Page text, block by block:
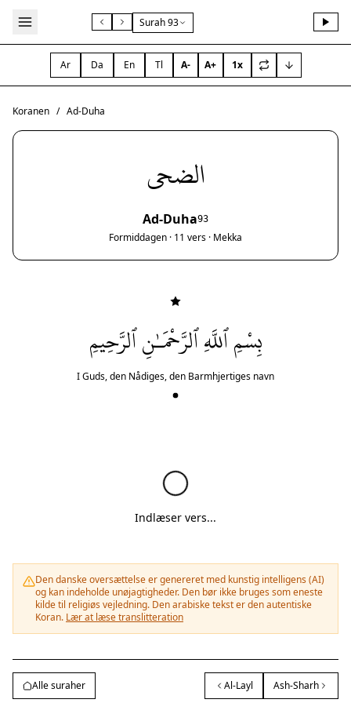
Surah 93
Ar Da En Tl A- A+ 1x
Koranen / Ad-Duha
الضحى
Ad-Duha93
Formiddagen · 11 vers · Mekka
بِسْمِ ٱللَّهِ ٱلرَّحْمَـٰنِ ٱلرَّحِيمِ
I Guds, den Nådiges, den Barmhjertiges navn
Indlæser vers...
Den danske oversættelse er genereret med kunstig intelligens (AI)
og kan indeholde unøjagtigheder. Den bør ikke bruges som eneste
kilde til religiøs vejledning. Den arabiske tekst er den autentiske
Koran. Lær at læse translitteration
Alle suraher Al-Layl Ash-Sharh